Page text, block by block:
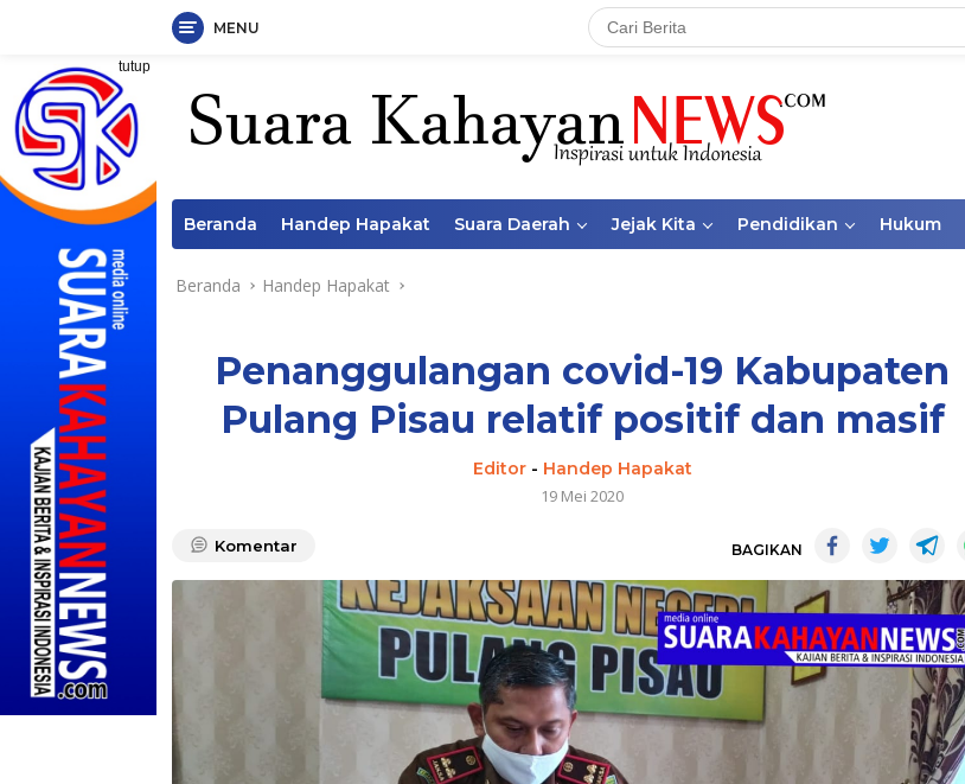
Langsung
konten
MENU
tutup
Beranda Handep Hapakat Suara Daerah Jejak Kita Pendidikan Hukum
Beranda Handep Hapakat
Penanggulangan covid-19 Kabupaten
Pulang Pisau relatif positif dan masif
Editor- Handep Hapakat
19 Mei 2020
Komentar BAGIKAN